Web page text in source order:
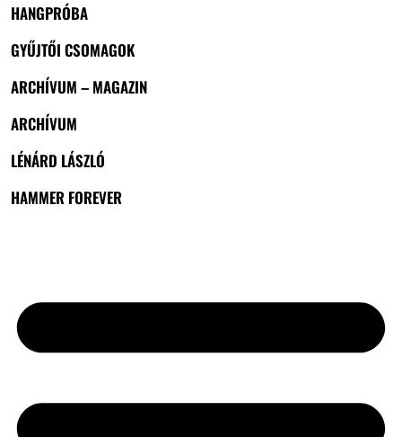
HANGPRÓBA
GYŰJTŐI CSOMAGOK
ARCHÍVUM – MAGAZIN
ARCHÍVUM
LÉNÁRD LÁSZLÓ
HAMMER FOREVER